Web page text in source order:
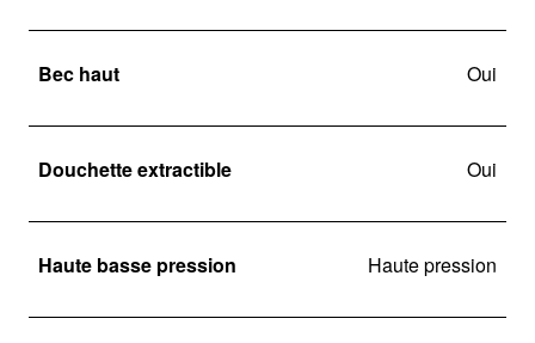
Bec haut Oui
Douchette extractible Oui
Haute basse pression Haute pression